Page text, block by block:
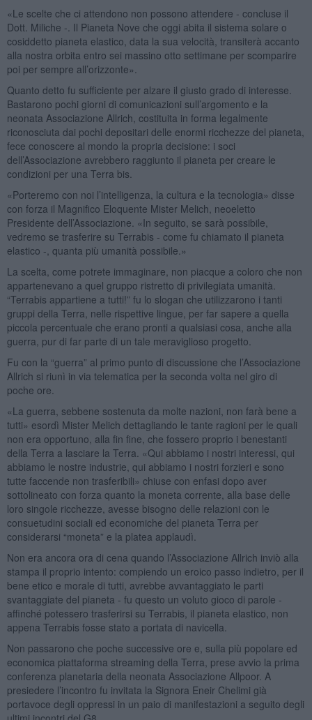
«Le scelte che ci attendono non possono attendere - concluse il
Dott. Miliche -. Il Pianeta Nove che oggi abita il sistema solare o
cosiddetto pianeta elastico, data la sua velocità, transiterà accanto
alla nostra orbita entro sei massino otto settimane per scomparire
poi per sempre all’orizzonte».
Quanto detto fu sufficiente per alzare il giusto grado di interesse.
Bastarono pochi giorni di comunicazioni sull’argomento e la
neonata Associazione Allrich, costituita in forma legalmente
riconosciuta dai pochi depositari delle enormi ricchezze del pianeta,
fece conoscere al mondo la propria decisione: i soci
dell’Associazione avrebbero raggiunto il pianeta per creare le
condizioni per una Terra bis.
«Porteremo con noi l’intelligenza, la cultura e la tecnologia» disse
con forza il Magnifico Eloquente Mister Melich, neoeletto
Presidente dell’Associazione. «In seguito, se sarà possibile,
vedremo se trasferire su Terrabis - come fu chiamato il pianeta
elastico -, quanta più umanità possibile.»
La scelta, come potrete immaginare, non piacque a coloro che non
appartenevano a quel gruppo ristretto di privilegiata umanità.
“Terrabis appartiene a tutti!” fu lo slogan che utilizzarono i tanti
gruppi della Terra, nelle rispettive lingue, per far sapere a quella
piccola percentuale che erano pronti a qualsiasi cosa, anche alla
guerra, pur di far parte di un tale meraviglioso progetto.
Fu con la “guerra” al primo punto di discussione che l’Associazione
Allrich si riunì in via telematica per la seconda volta nel giro di
poche ore.
«La guerra, sebbene sostenuta da molte nazioni, non farà bene a
tutti» esordì Mister Melich dettagliando le tante ragioni per le quali
non era opportuno, alla fin fine, che fossero proprio i benestanti
della Terra a lasciare la Terra. «Qui abbiamo i nostri interessi, qui
abbiamo le nostre industrie, qui abbiamo i nostri forzieri e sono
tutte faccende non trasferibili» chiuse con enfasi dopo aver
sottolineato con forza quanto la moneta corrente, alla base delle
loro singole ricchezze, avesse bisogno delle relazioni con le
consuetudini sociali ed economiche del pianeta Terra per
considerarsi “moneta” e la platea applaudì.
Non era ancora ora di cena quando l’Associazione Allrich inviò alla
stampa il proprio intento: compiendo un eroico passo indietro, per il
bene etico e morale di tutti, avrebbe avvantaggiato le parti
svantaggiate del pianeta - fu questo un voluto gioco di parole -
affinché potessero trasferirsi su Terrabis, il pianeta elastico, non
appena Terrabis fosse stato a portata di navicella.
Non passarono che poche successive ore e, sulla più popolare ed
economica piattaforma streaming della Terra, prese avvio la prima
conferenza planetaria della neonata Associazione Allpoor. A
presiedere l’incontro fu invitata la Signora Eneir Chelimi già
portavoce degli oppressi in un paio di manifestazioni a seguito degli